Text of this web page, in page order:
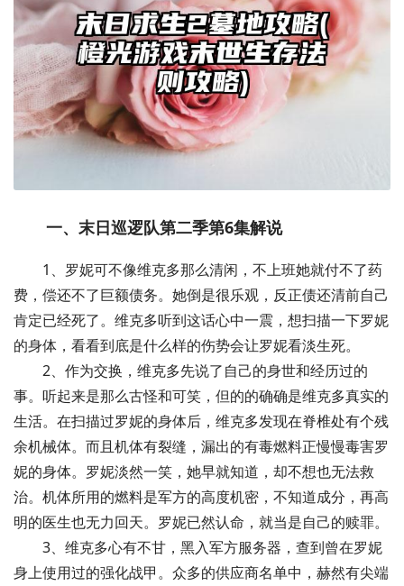
一、末日巡逻队第二季第6集解说
1、罗妮可不像维克多那么清闲，不上班她就付不了药
费，偿还不了巨额债务。她倒是很乐观，反正债还清前自己
肯定已经死了。维克多听到这话心中一震，想扫描一下罗妮
的身体，看看到底是什么样的伤势会让罗妮看淡生死。
2、作为交换，维克多先说了自己的身世和经历过的
事。听起来是那么古怪和可笑，但的的确确是维克多真实的
生活。在扫描过罗妮的身体后，维克多发现在脊椎处有个残
余机械体。而且机体有裂缝，漏出的有毒燃料正慢慢毒害罗
妮的身体。罗妮淡然一笑，她早就知道，却不想也无法救
治。机体所用的燃料是军方的高度机密，不知道成分，再高
明的医生也无力回天。罗妮已然认命，就当是自己的赎罪。
3、维克多心有不甘，黑入军方服务器，查到曾在罗妮
身上使用过的强化战甲。众多的供应商名单中，赫然有尖端